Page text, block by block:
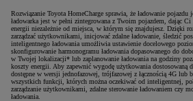
Rozwiązanie Toyota HomeCharge sprawia, że ładowanie
ładowarka jest w pełni zintegrowana z Twoim pojazdem, dając
energii niezależnie od miejsca, w którym się znajdujesz. Dzięki
zarządzać użytkownikami, inicjować zdalne ładowanie, śledzić
inteligentnego ładowania umożliwia ustawienie docelowego
skonfigurowanie harmonogramu ładowania dopasowanego do
w Twojej lokalizacji* lub zaplanowanie ładowania na godziny
koszty energii. Aby zapewnić wygodę użytkowania dostosowaną
dostępne w wersji jednofazowej, trójfazowej z łącznością 4G lub
wszystkich funkcji, których można oczekiwać od inteligentnej,
zarządzanie użytkownikami, zdalne sterowanie ładowaniem czy
ładowania.